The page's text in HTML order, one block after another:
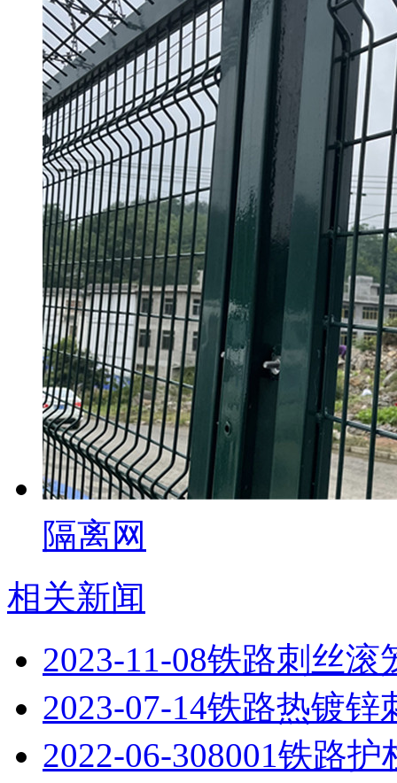
隔离网
相关新闻
2023-11-08铁路刺丝滚
2023-07-14铁路热镀锌
2022-06-308001铁路护